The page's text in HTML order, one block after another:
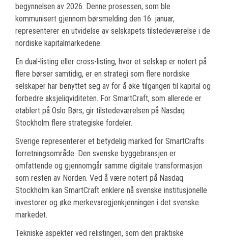
begynnelsen av 2026. Denne prosessen, som ble
kommunisert gjennom børsmelding den 16. januar,
representerer en utvidelse av selskapets tilstedeværelse i de
nordiske kapitalmarkedene.
En dual-listing eller cross-listing, hvor et selskap er notert på
flere børser samtidig, er en strategi som flere nordiske
selskaper har benyttet seg av for å øke tilgangen til kapital og
forbedre aksjeliqviditeten. For SmartCraft, som allerede er
etablert på Oslo Børs, gir tilstedeværelsen på Nasdaq
Stockholm flere strategiske fordeler.
Sverige representerer et betydelig marked for SmartCrafts
forretningsområde. Den svenske byggebransjen er
omfattende og gjennomgår samme digitale transformasjon
som resten av Norden. Ved å være notert på Nasdaq
Stockholm kan SmartCraft enklere nå svenske institusjonelle
investorer og øke merkevaregjenkjenningen i det svenske
markedet.
Tekniske aspekter ved relistingen, som den praktiske